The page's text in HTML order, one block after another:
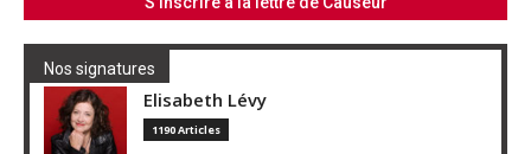
Nos signatures
Elisabeth Lévy
1190 Articles